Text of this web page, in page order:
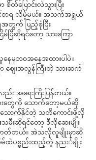
စိတ်ပြောင်းလဲသွားပြီး
ာင်တရ လိမ့်မယ်။ အသက်အရွယ်
အတွက် ပြည့်စုံပြီး
ြီဆိုရင်တော့ သားကြော
မှုဘဝအနေအထားပါပဲ။
ာ ဈေးအလွန်ကြီးတဲ့ သားဆက်
း အရေးကြီးပြန်တယ်။
ေးတွေကို သောက်တော့မယ်ဆို
သောက်နိုင်တဲ့ သတိကောင်းဖို့လို
ဆိုရင်တော့ ဒီလိုဆေးမျိုး
တတ်တယ်။ အဲသလိုလူမျိုးမှာဆို
ထဲပစ္စည်းထည့်တဲ့ နညး်မျိုး